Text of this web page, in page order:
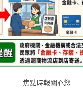
焦點時報關心您